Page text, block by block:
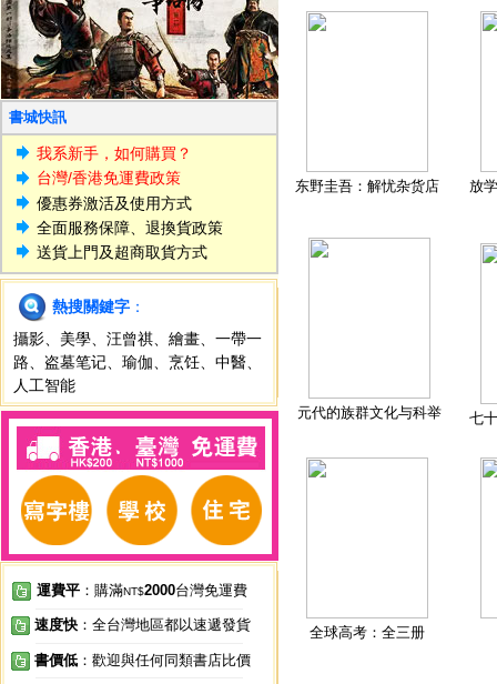
書城快訊
我系新手，如何購買？
台灣/香港免運費政策
優惠券激活及使用方式
全面服務保障、退換貨政策
送貨上門及超商取貨方式
熱搜關鍵字 ：
攝影
美學 汪曾祺 繪畫
一帶一
路
盗墓笔记 瑜伽 烹饪 中醫
人工智能
運費平 ：購滿NT$2000台灣免運費
速度快 ：全台灣地區都以速遞發貨
書價低 ：歡迎與任何同類書店比價
东野圭吾：解忧杂货店 放
元代的族群文化与科举 七
全球高考：全三册